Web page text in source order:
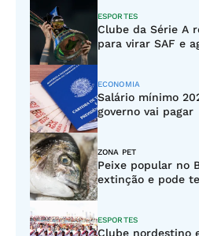
ESPORTES
Clube da Série A
para virar SAF e
ECONOMIA
Salário mínimo
governo vai pagar
ZONA PET
Peixe popular no
extinção e pode
ESPORTES
Clube nordestino